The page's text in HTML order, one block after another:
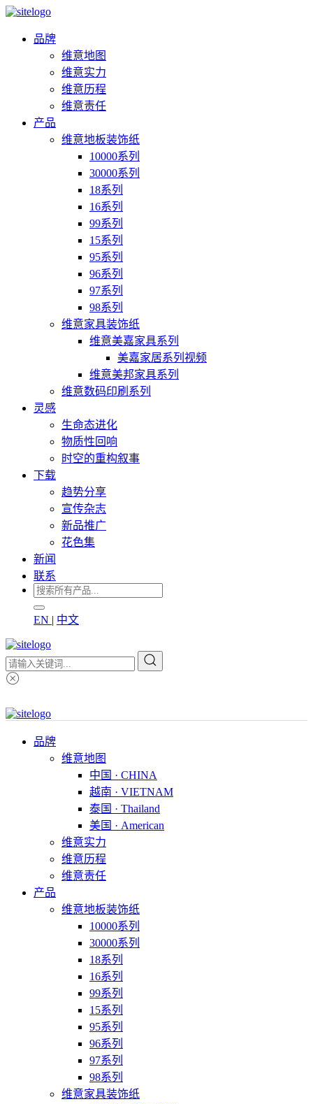
品牌
维意地图
维意实力
维意历程
维意责任
产品
维意地板装饰纸
10000系列
30000系列
18系列
16系列
99系列
15系列
95系列
96系列
97系列
98系列
维意家具装饰纸
维意美嘉家具系列
美嘉家居系列视频
维意美邦家具系列
维意数码印刷系列
灵感
生命态进化
物质性回响
时空的重构叙事
下载
趋势分享
宣传杂志
新品推广
花色集
新闻
联系
EN | 中文
品牌
维意地图
中国 · CHINA
越南 · VIETNAM
泰国 · Thailand
美国 · American
维意实力
维意历程
维意责任
产品
维意地板装饰纸
10000系列
30000系列
18系列
16系列
99系列
15系列
95系列
96系列
97系列
98系列
维意家具装饰纸